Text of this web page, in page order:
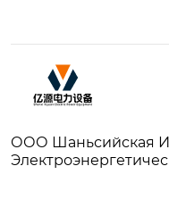
ООО Шаньсийская